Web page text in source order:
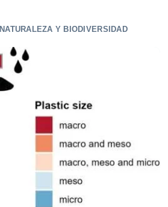
NATURALEZA Y BIODIVERSIDAD